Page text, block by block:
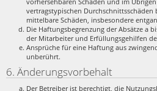
vertragstypischen Durchschnittsschäden
mittelbare Schäden, insbesondere
Die Haftungsbegrenzung der Absätze a
der Mitarbeiter und Erfüllungsgehilfen
Ansprüche für eine Haftung aus
unberührt.
6. Änderungsvorbehalt
Der Betreiber ist berechtigt, die